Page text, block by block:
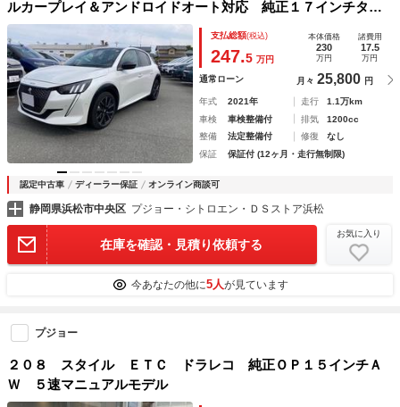
ルカープレイ＆アンドロイドオート対応 純正１７インチタイ
ヤ ＬＥＤヘッドライト
支払総額(税込)
247.5 万円
本体価格
230
万円
諸費用
17.5
万円
通常ローン 月々 25,800 円
年式 2021年 走行
1.1万km
車検
車検整備付 排気
1200cc
整備
法定整備付 修復
なし
保証
保証付 (12ヶ月・走行無制限)
認定中古車 ディーラー保証 オンライン商談可
静岡県浜松市中央区 プジョー・シトロエン・ＤＳストア浜松
在庫を確認・見積り依頼する
お気に入り
今あなたの他に5人が見ています
プジョー
２０８ スタイル ＥＴＣ ドラレコ 純正ＯＰ１５インチＡ
Ｗ ５速マニュアルモデル